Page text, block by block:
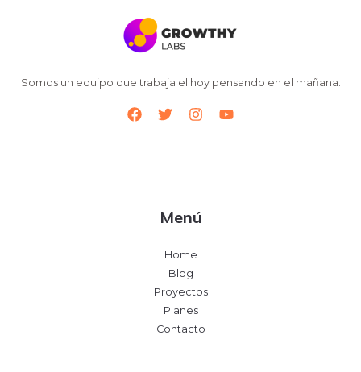
Somos un equipo que trabaja el hoy pensando en el mañana.
Menú
Home
Blog
Proyectos
Planes
Contacto